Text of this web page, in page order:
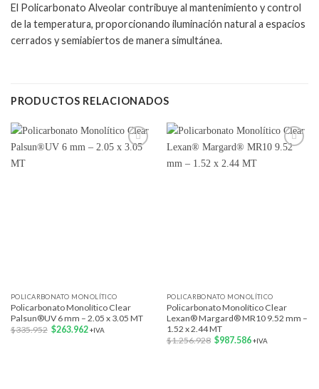
El Policarbonato Alveolar contribuye al mantenimiento y control
de la temperatura, proporcionando iluminación natural a espacios
cerrados y semiabiertos de manera simultánea.
PRODUCTOS RELACIONADOS
POLICARBONATO MONOLÍTICO
Policarbonato Monolítico Clear
Palsun®UV 6 mm – 2.05 x 3.05 MT
$335.952 El
$263.962El+IVA
POLICARBONATO MONOLÍTICO
Policarbonato Monolítico Clear
Lexan® Margard® MR10 9.52 mm –
1.52 x 2.44 MT
$1.256.928 El
$987.586El+IVA